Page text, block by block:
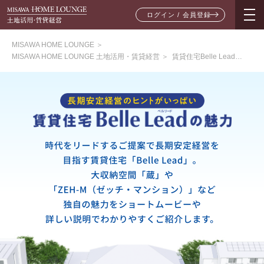
ログイン / 会員登録
MISAWA HOME LOUNGE ＞
MISAWA HOME LOUNGE 土地活用・賃貸経営 ＞ 賃貸住宅Belle Leadの魅力